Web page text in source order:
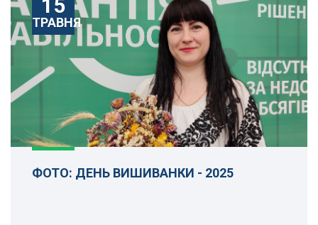
15
ТРАВНЯ
ФОТО: ДЕНЬ ВИШИВАНКИ - 2025